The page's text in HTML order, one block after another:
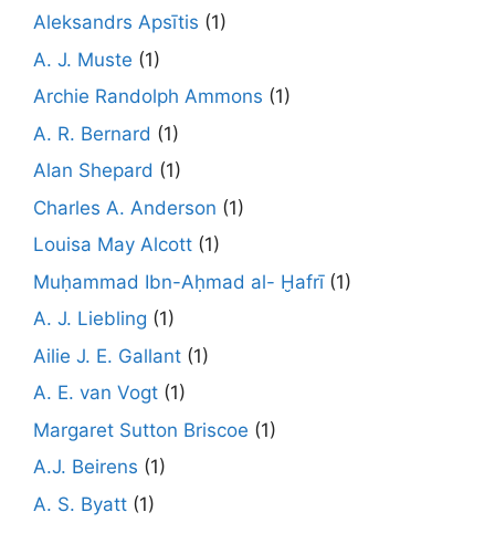
Aleksandrs Apsītis (1)
A. J. Muste (1)
Archie Randolph Ammons (1)
A. R. Bernard (1)
Alan Shepard (1)
Charles A. Anderson (1)
Louisa May Alcott (1)
Muḥammad Ibn-Aḥmad al- Ḫafrī(1)
A. J. Liebling (1)
Ailie J. E. Gallant (1)
A. E. van Vogt (1)
Margaret Sutton Briscoe (1)
A.J. Beirens (1)
A. S. Byatt (1)